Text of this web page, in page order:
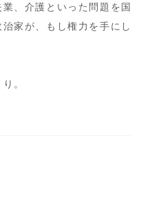
、介護といった問題を国
家が、もし権力を手にし
。